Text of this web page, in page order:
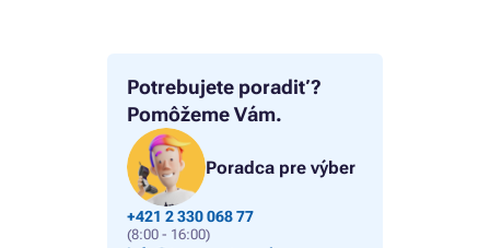
Potrebujete poradiť?
Pomôžeme Vám.
Poradca pre výber
+421 2 330 068 77
(8:00 - 16:00)